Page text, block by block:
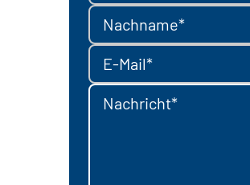
Nachname*
E-Mail*
Nachricht*